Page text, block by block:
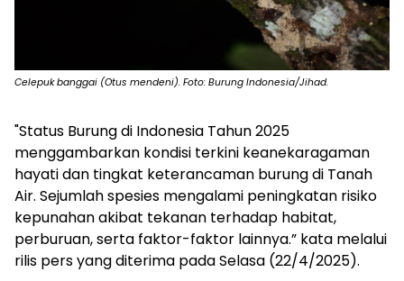
Celepuk banggai (Otus mendeni). Foto: Burung Indonesia/Jihad.
"Status Burung di Indonesia Tahun 2025
menggambarkan kondisi terkini keanekaragaman
hayati dan tingkat keterancaman burung di Tanah
Air. Sejumlah spesies mengalami peningkatan risiko
kepunahan akibat tekanan terhadap habitat,
perburuan, serta faktor-faktor lainnya.” kata melalui
rilis pers yang diterima pada Selasa (22/4/2025).